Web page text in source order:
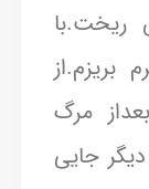
مرگ
جایی